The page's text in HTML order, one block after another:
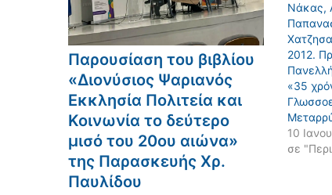
Παρουσίαση του βιβλίου
«Διονύσιος Ψαριανός
Εκκλησία Πολιτεία και
Κοινωνία το δεύτερο
μισό του 20ου αιώνα»
της Παρασκευής Χρ.
Παυλίδου
Νάκας,
2012.
«35
10
σε